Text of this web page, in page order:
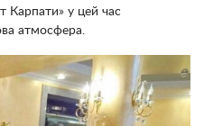
Карпати» у цей час
атмосфера.